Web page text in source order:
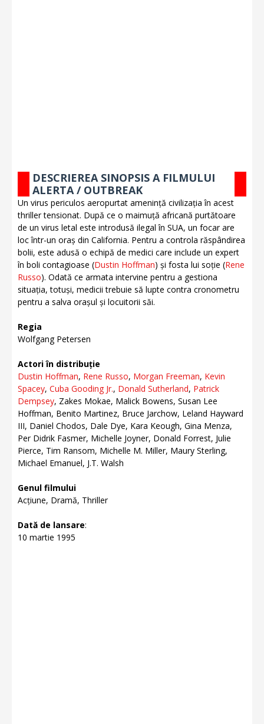
DESCRIEREA SINOPSIS A FILMULUI
ALERTA / OUTBREAK
Un virus periculos aeropurtat amenință civilizația în acest
thriller tensionat. După ce o maimuță africană purtătoare
de un virus letal este introdusă ilegal în SUA, un focar are
loc într-un oraș din California. Pentru a controla răspândirea
bolii, este adusă o echipă de medici care include un expert
în boli contagioase (Dustin Hoffman) și fosta lui soție (Rene
Russo). Odată ce armata intervine pentru a gestiona
situația, totuși, medicii trebuie să lupte contra cronometru
pentru a salva orașul și locuitorii săi.
Regia
Wolfgang Petersen
Actori în distribuție
Dustin Hoffman, Rene Russo, Morgan Freeman, Kevin
Spacey, Cuba Gooding Jr., Donald Sutherland, Patrick
Dempsey, Zakes Mokae, Malick Bowens, Susan Lee
Hoffman, Benito Martinez, Bruce Jarchow, Leland Hayward
III, Daniel Chodos, Dale Dye, Kara Keough, Gina Menza,
Per Didrik Fasmer, Michelle Joyner, Donald Forrest, Julie
Pierce, Tim Ransom, Michelle M. Miller, Maury Sterling,
Michael Emanuel, J.T. Walsh
Genul filmului
Acțiune, Dramă, Thriller
Dată de lansare:
10 martie 1995